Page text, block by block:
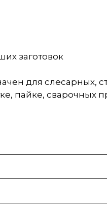
заготовок
для слесарных,
пайке, сварочных